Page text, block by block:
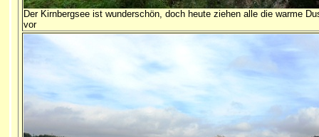
Der Kirnbergsee ist wunderschön, doch heute ziehen alle die warme
vor